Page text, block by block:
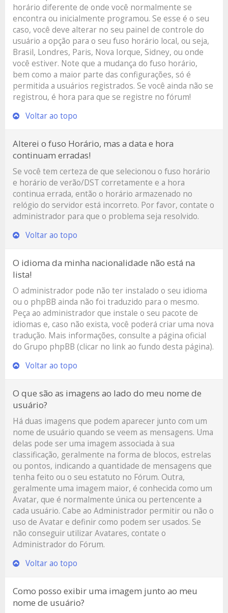
horário diferente de onde você normalmente se
encontra ou inicialmente programou. Se esse é o seu
caso, você deve alterar no seu painel de controle do
usuário a opção para o seu fuso horário local, ou seja,
Brasil, Londres, Paris, Nova Iorque, Sidney, ou onde
você estiver. Note que a mudança do fuso horário,
bem como a maior parte das configurações, só é
permitida a usuários registrados. Se você ainda não se
registrou, é hora para que se registre no fórum!
Voltar ao topo
Alterei o fuso Horário, mas a data e hora
continuam erradas!
Se você tem certeza de que selecionou o fuso horário
e horário de verão/DST corretamente e a hora
continua errada, então o horário armazenado no
relógio do servidor está incorreto. Por favor, contate o
administrador para que o problema seja resolvido.
Voltar ao topo
O idioma da minha nacionalidade não está na
lista!
O administrador pode não ter instalado o seu idioma
ou o phpBB ainda não foi traduzido para o mesmo.
Peça ao administrador que instale o seu pacote de
idiomas e, caso não exista, você poderá criar uma nova
tradução. Mais informações, consulte a página oficial
do Grupo phpBB (clicar no link ao fundo desta página).
Voltar ao topo
O que são as imagens ao lado do meu nome de
usuário?
Há duas imagens que podem aparecer junto com um
nome de usuário quando se veem as mensagens. Uma
delas pode ser uma imagem associada à sua
classificação, geralmente na forma de blocos, estrelas
ou pontos, indicando a quantidade de mensagens que
tenha feito ou o seu estatuto no Fórum. Outra,
geralmente uma imagem maior, é conhecida como um
Avatar, que é normalmente única ou pertencente a
cada usuário. Cabe ao Administrador permitir ou não o
uso de Avatar e definir como podem ser usados. Se
não conseguir utilizar Avatares, contate o
Administrador do Fórum.
Voltar ao topo
Como posso exibir uma imagem junto ao meu
nome de usuário?